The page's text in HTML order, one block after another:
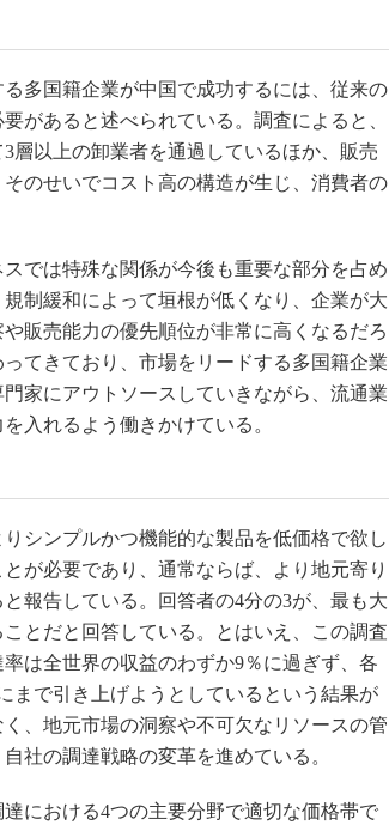
多国籍企業が中国で成功するには、従来の
があると述べられている。調査によると、
層以上の卸業者を通過しているほか、販売
のせいでコスト高の構造が生じ、消費者の
では特殊な関係が今後も重要な部分を占め
制緩和によって垣根が低くなり、企業が大
販売能力の優先順位が非常に高くなるだろ
てきており、市場をリードする多国籍企業
家にアウトソースしていきながら、流通業
入れるよう働きかけている。
シンプルかつ機能的な製品を低価格で欲し
が必要であり、通常ならば、より地元寄り
報告している。回答者の4分の3が、最も大
とだと回答している。とはいえ、この調査
は全世界の収益のわずか9％に過ぎず、各
まで引き上げようとしているという結果が
、地元市場の洞察や不可欠なリソースの管
社の調達戦略の変革を進めている。
における4つの主要分野で適切な価格帯で